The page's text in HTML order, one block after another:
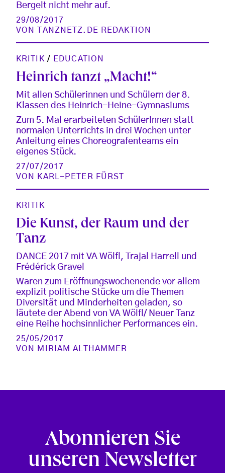
Bergelt nicht mehr auf.
29/08/2017
VON
TANZNETZ.DE REDAKTION
KRITIK / EDUCATION
Heinrich tanzt „Macht!“
Mit allen Schülerinnen und Schülern der 8.
Klassen des Heinrich-Heine-Gymnasiums
Zum 5. Mal erarbeiteten SchülerInnen statt
normalen Unterrichts in drei Wochen unter
Anleitung eines Choreografenteams ein
eigenes Stück.
27/07/2017
VON
KARL-PETER FÜRST
KRITIK
Die Kunst, der Raum und der
Tanz
DANCE 2017 mit VA Wölfl, Trajal Harrell und
Frédérick Gravel
Waren zum Eröffnungswochenende vor allem
explizit politische Stücke um die Themen
Diversität und Minderheiten geladen, so
läutete der Abend von VA Wölfl/ Neuer Tanz
eine Reihe hochsinnlicher Performances ein.
25/05/2017
VON MIRIAM ALTHAMMER
Abonnieren Sie
unseren Newsletter